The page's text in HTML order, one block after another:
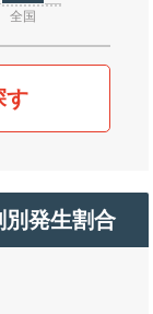
全国
す
別発生割合